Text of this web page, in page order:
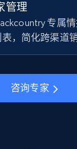
- Find new
URL
Currency, Gtin,
urls, Top
管理
专属
，简化跨渠道
咨询专家